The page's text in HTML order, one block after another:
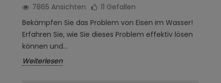
7865 Ansichten 11 Gefallen
Bekämpfen Sie das Problem von Eisen im Wasser!
Erfahren Sie, wie Sie dieses Problem effektiv lösen
können und...
Weiterlesen